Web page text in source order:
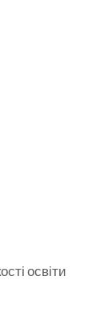
освіти